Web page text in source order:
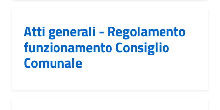
Atti generali - Regolamento
funzionamento Consiglio
Comunale